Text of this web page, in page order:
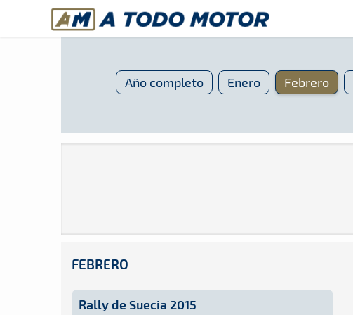
A Todo Motor· Revista del motor desde 1999
Año completo Enero Febrero
FEBRERO
Rally de Suecia 2015